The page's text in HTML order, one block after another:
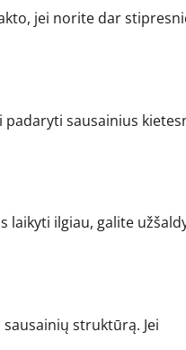
jei norite dar
sausainius
laikyti ilgiau, galite
struktūrą. Jei